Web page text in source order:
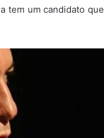
tem um candidato